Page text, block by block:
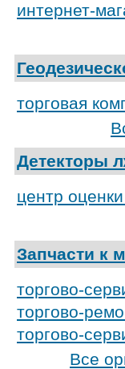
интернет-
торговая
Детекторы
центр
Запчасти к
торгово-
торгово-
торгово-
Все